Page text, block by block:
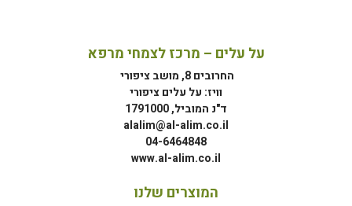
על עלים – מרכז לצמחי מרפא
החרובים 8, מושב ציפורי
וויז: על עלים ציפורי
ד"נ המוביל, 1791000
alalim@al-alim.co.il
04-6464848
www.al-alim.co.il
המוצרים שלנו